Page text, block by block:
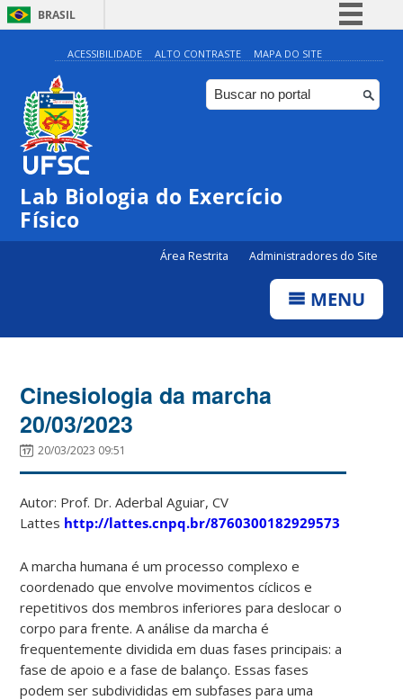
BRASIL
Simplifique!
Comunica BR
Participe
Canais
ACESSIBILIDADE ALTO CONTRASTE MAPA DO SITE
Lab Biologia do Exercício
Físico
Área Restrita Administradores do Site
MENU
Cinesiologia da marcha
20/03/2023
20/03/2023 09:51
Autor: Prof. Dr. Aderbal Aguiar, CV
Lattes http://lattes.cnpq.br/8760300182929573
A marcha humana é um processo complexo e
coordenado que envolve movimentos cíclicos e
repetitivos dos membros inferiores para deslocar o
corpo para frente. A análise da marcha é
frequentemente dividida em duas fases principais: a
fase de apoio e a fase de balanço. Essas fases
podem ser subdivididas em subfases para uma